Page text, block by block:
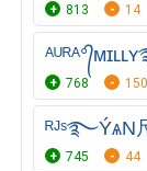
813 14
768 150
745 44